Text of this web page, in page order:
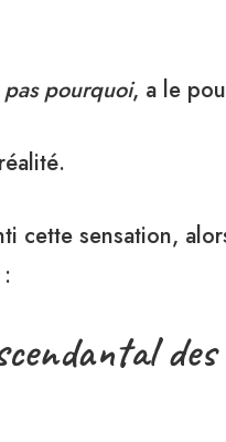
pas pourquoi, a le
cette sensation,